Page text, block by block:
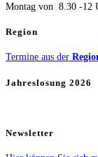
Montag von 8.30 -12
Region
Termine aus der
Jahreslosung 2026
Newsletter